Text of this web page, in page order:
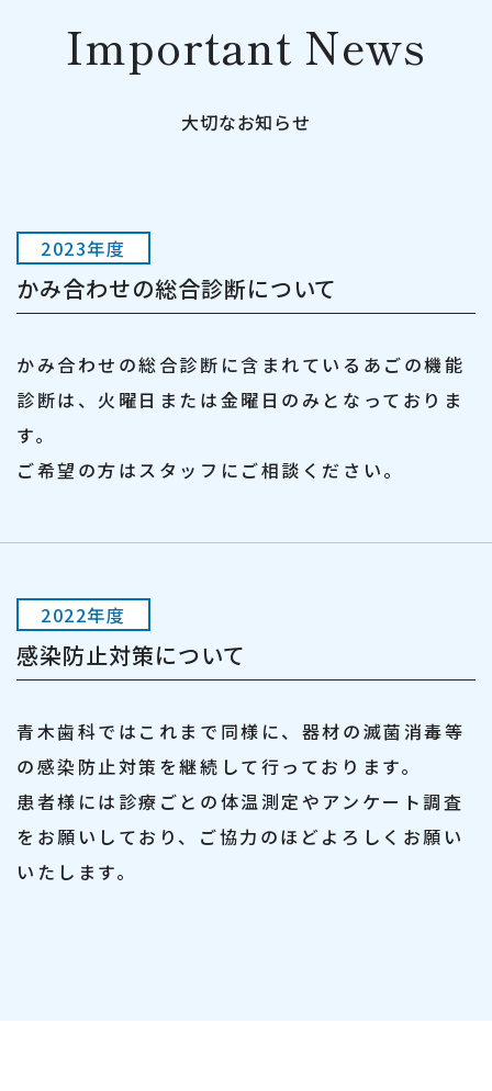
Important News
大切なお知らせ
かみ合わせの総合診断について
2023年度
かみ合わせの総合診断に含まれているあごの機能
診断は、火曜日または金曜日のみとなっておりま
す。
ご希望の方はスタッフにご相談ください。
感染防止対策について
2022年度
青木歯科ではこれまで同様に、器材の滅菌消毒等
の感染防止対策を継続して行っております。
患者様には診療ごとの体温測定やアンケート調査
をお願いしており、ご協力のほどよろしくお願い
いたします。